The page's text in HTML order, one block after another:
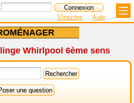
S'inscrire Aide
Whirlpool 6ème sens